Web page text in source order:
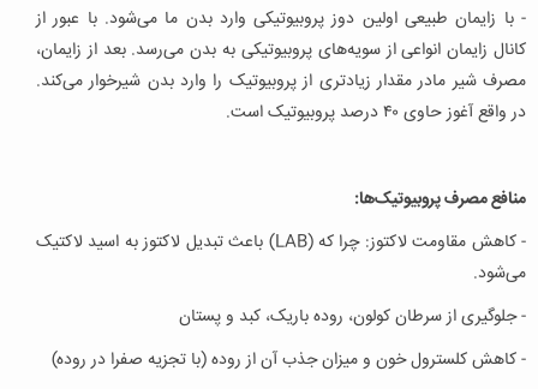
- با زایمان طبیعی اولین دوز پروبیوتیکی وارد بدن ما می‌شود. با عبور از
کانال زایمان انواعی از سویه‌های پروبیوتیکی به بدن می‌رسد. بعد از زایمان،
مصرف شیر مادر مقدار زیادتری از پروبیوتیک را وارد بدن شیرخوار می‌کند.
در واقع آغوز حاوی ۴۰ درصد پروبیوتیک است.
منافع مصرف پروبیوتیک‌ها:
- کاهش مقاومت لاکتوز: چرا که (LAB) باعث تبدیل لاکتوز به اسید لاکتیک
می‌شود.
- جلوگیری از سرطان کولون، روده باریک، کبد و پستان
- کاهش کلسترول خون و میزان جذب آن از روده (با تجزیه صفرا در روده)